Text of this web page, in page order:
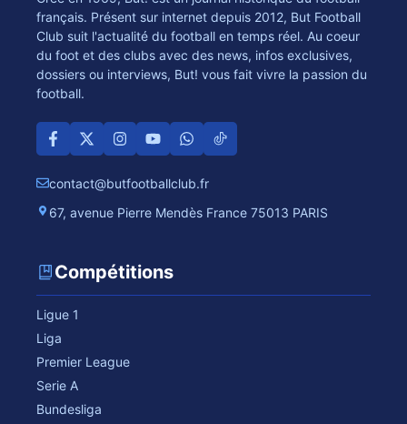
français. Présent sur internet depuis 2012, But Football
Club suit l'actualité du football en temps réel. Au coeur
du foot et des clubs avec des news, infos exclusives,
dossiers ou interviews, But! vous fait vivre la passion du
football.
contact@butfootballclub.fr
67, avenue Pierre Mendès France 75013 PARIS
Compétitions
Ligue 1
Liga
Premier League
Serie A
Bundesliga